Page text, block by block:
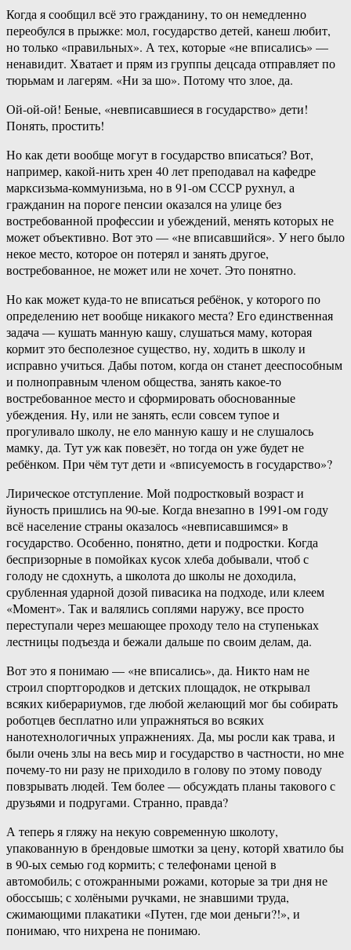
Когда я сообщил всё это гражданину, то он немедленно
переобулся в прыжке: мол, государство детей, канеш любит,
но только «правильных». А тех, которые «не вписались» —
ненавидит. Хватает и прям из группы децсада отправляет по
тюрьмам и лагерям. «Ни за шо». Потому что злое, да.
Ой-ой-ой! Беные, «невписавшиеся в государство» дети!
Понять, простить!
Но как дети вообще могут в государство вписаться? Вот,
например, какой-нить хрен 40 лет преподавал на кафедре
марксизьма-коммунизьма, но в 91-ом СССР рухнул, а
гражданин на пороге пенсии оказался на улице без
востребованной профессии и убеждений, менять которых не
может объективно. Вот это — «не вписавшийся». У него было
некое место, которое он потерял и занять другое,
востребованное, не может или не хочет. Это понятно.
Но как может куда-то не вписаться ребёнок, у которого по
определению нет вообще никакого места? Его единственная
задача — кушать манную кашу, слушаться маму, которая
кормит это бесполезное существо, ну, ходить в школу и
исправно учиться. Дабы потом, когда он станет дееспособным
и полноправным членом общества, занять какое-то
востребованное место и сформировать обоснованные
убеждения. Ну, или не занять, если совсем тупое и
прогуливало школу, не ело манную кашу и не слушалось
мамку, да. Тут уж как повезёт, но тогда он уже будет не
ребёнком. При чём тут дети и «вписуемость в государство»?
Лирическое отступление. Мой подростковый возраст и
йуность пришлись на 90-ые. Когда внезапно в 1991-ом году
всё население страны оказалось «невписавшимся» в
государство. Особенно, понятно, дети и подростки. Когда
беспризорные в помойках кусок хлеба добывали, чтоб с
голоду не сдохнуть, а школота до школы не доходила,
срубленная ударной дозой пивасика на подходе, или клеем
«Момент». Так и валялись соплями наружу, все просто
переступали через мешающее проходу тело на ступеньках
лестницы подъезда и бежали дальше по своим делам, да.
Вот это я понимаю — «не вписались», да. Никто нам не
строил спортгородков и детских площадок, не открывал
всяких киберариумов, где любой желающий мог бы собирать
роботцев бесплатно или упражняться во всяких
нанотехнологичных упражнениях. Да, мы росли как трава, и
были очень злы на весь мир и государство в частности, но мне
почему-то ни разу не приходило в голову по этому поводу
повзрывать людей. Тем более — обсуждать планы такового с
друзьями и подругами. Странно, правда?
А теперь я гляжу на некую современную школоту,
упакованную в брендовые шмотки за цену, которй хватило бы
в 90-ых семью год кормить; с телефонами ценой в
автомобиль; с отожранными рожами, которые за три дня не
обоссышь; с холёными ручками, не знавшими труда,
сжимающими плакатики «Путен, где мои деньги?!», и
понимаю, что нихрена не понимаю.